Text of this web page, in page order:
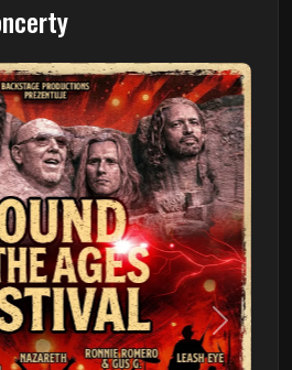
Następny